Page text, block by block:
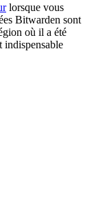
lorsque vous
Bitwarden sont
où il a été
indispensable